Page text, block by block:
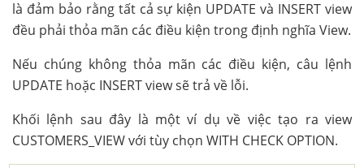
là đảm bảo rằng tất cả sự kiện UPDATE và INSERT view
đều phải thỏa mãn các điều kiện trong định nghĩa View.
Nếu chúng không thỏa mãn các điều kiện, câu lệnh
UPDATE hoặc INSERT view sẽ trả về lỗi.
Khối lệnh sau đây là một ví dụ về việc tạo ra view
CUSTOMERS_VIEW với tùy chọn WITH CHECK OPTION.